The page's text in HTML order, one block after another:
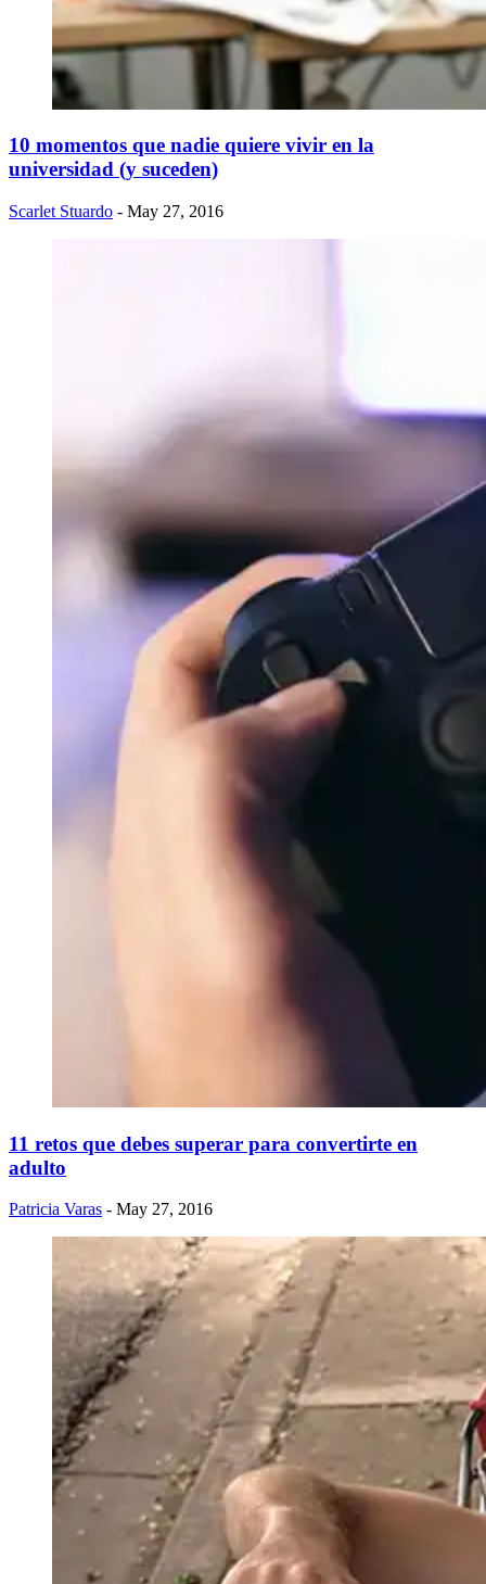
10 momentos que nadie quiere vivir en la
universidad (y suceden)
Scarlet Stuardo - May 27, 2016
11 retos que debes superar para convertirte en
adulto
Patricia Varas - May 27, 2016